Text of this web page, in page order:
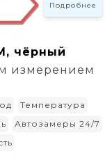
Подробнее
чёрный
измерением
Температура
Автозамеры 24/7